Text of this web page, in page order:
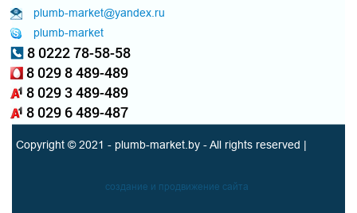
plumb-market@yandex.ru
plumb-market
8 0222 78-58-58
8 029 8 489-489
8 029 3 489-489
8 029 6 489-487
Copyright © 2021 - plumb-market.by - All rights reserved |
создание и продвижение сайта